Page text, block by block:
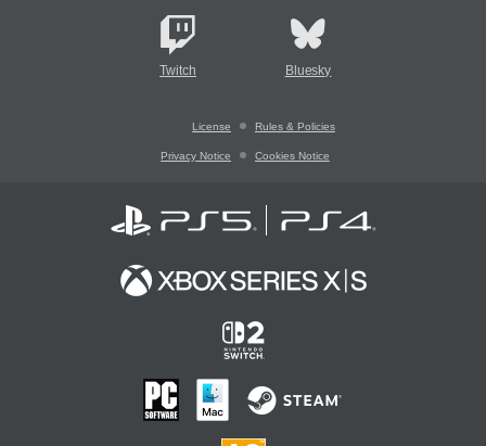
Twitch Bluesky
License Rules & Policies
Privacy Notice Cookies Notice